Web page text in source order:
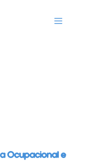
Ocupacional e